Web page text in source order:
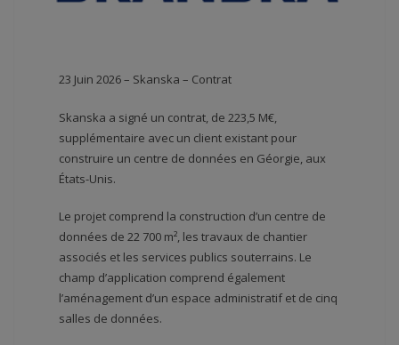
23 Juin 2026 – Skanska – Contrat
Skanska a signé un contrat, de 223,5 M€,
supplémentaire avec un client existant pour
construire un centre de données en Géorgie, aux
États-Unis.
Le projet comprend la construction d’un centre de
données de 22 700 m², les travaux de chantier
associés et les services publics souterrains. Le
champ d’application comprend également
l’aménagement d’un espace administratif et de cinq
salles de données.